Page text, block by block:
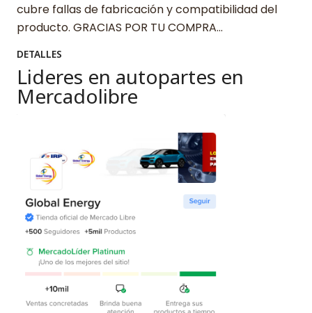
cubre fallas de fabricación y compatibilidad del
producto. GRACIAS POR TU COMPRA…
DETALLES
Lideres en autopartes en
Mercadolibre